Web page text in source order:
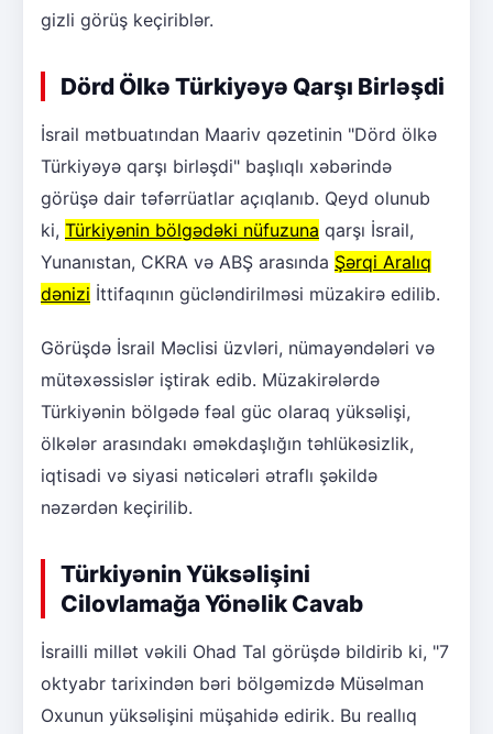
gizli görüş keçiriblər.
Dörd Ölkə Türkiyəyə Qarşı Birləşdi
İsrail mətbuatından Maariv qəzetinin "Dörd ölkə
Türkiyəyə qarşı birləşdi" başlıqlı xəbərində
görüşə dair təfərrüatlar açıqlanıb. Qeyd olunub
ki, Türkiyənin bölgədəki nüfuzuna qarşı İsrail,
Yunanıstan, CKRA və ABŞ arasında Şərqi Aralıq
dənizi İttifaqının gücləndirilməsi müzakirə edilib.
Görüşdə İsrail Məclisi üzvləri, nümayəndələri və
mütəxəssislər iştirak edib. Müzakirələrdə
Türkiyənin bölgədə fəal güc olaraq yüksəlişi,
ölkələr arasındakı əməkdaşlığın təhlükəsizlik,
iqtisadi və siyasi nəticələri ətraflı şəkildə
nəzərdən keçirilib.
Türkiyənin Yüksəlişini
Cilovlamağa Yönəlik Cavab
İsrailli millət vəkili Ohad Tal görüşdə bildirib ki, "7
oktyabr tarixindən bəri bölgəmizdə Müsəlman
Oxunun yüksəlişini müşahidə edirik. Bu reallıq